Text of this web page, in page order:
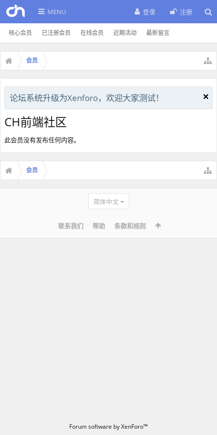
MENU
核心会员 已注册会员 在线会员 近期活动 最新留言
登录 注册
会员
论坛系统升级为Xenforo，欢迎大家测试！
CH前端社区
此会员没有发布任何内容。
会员
简体中文
联系我们 帮助 条款和规则
Forum software by XenForo™